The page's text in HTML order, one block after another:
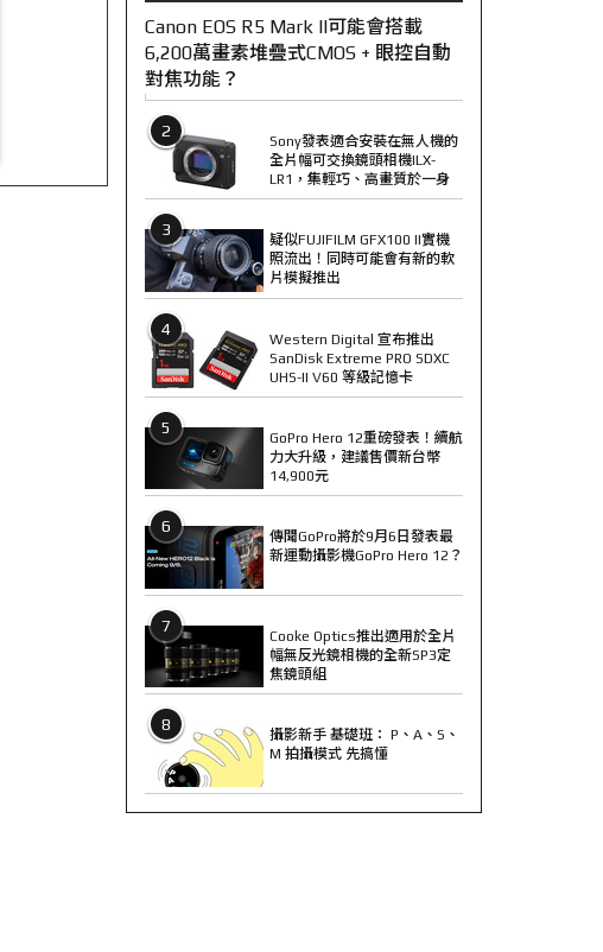
Canon EOS R5 Mark II可能會搭載
6,200萬畫素堆疊式CMOS + 眼控自動
對焦功能？
2
Sony發表適合安裝在無人機的
全片幅可交換鏡頭相機ILX-
LR1，集輕巧、高畫質於一身
3
疑似FUJIFILM GFX100 II實機
照流出！同時可能會有新的軟
片模擬推出
4
Western Digital 宣布推出
SanDisk Extreme PRO SDXC
UHS-II V60 等級記憶卡
5
GoPro Hero 12重磅發表！續航
力大升級，建議售價新台幣
14,900元
6
傳聞GoPro將於9月6日發表最
新運動攝影機GoPro Hero 12？
7
Cooke Optics推出適用於全片
幅無反光鏡相機的全新SP3定
焦鏡頭組
8
攝影新手 基礎班： P、A、S、
M 拍攝模式 先搞懂